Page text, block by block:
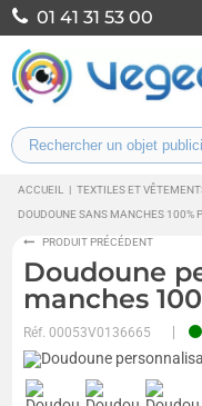
01 41 31 53 00
ACCUEIL | TEXTILES ET
DOUDOUNE SANS MANCHES 100%
PRODUIT PRÉCÉDENT
Doudoune
manches
Réf.00053V0136665